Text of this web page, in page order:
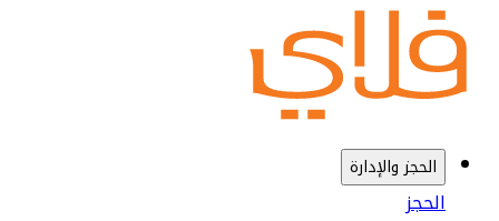
الحجز والإدارة
الحجز